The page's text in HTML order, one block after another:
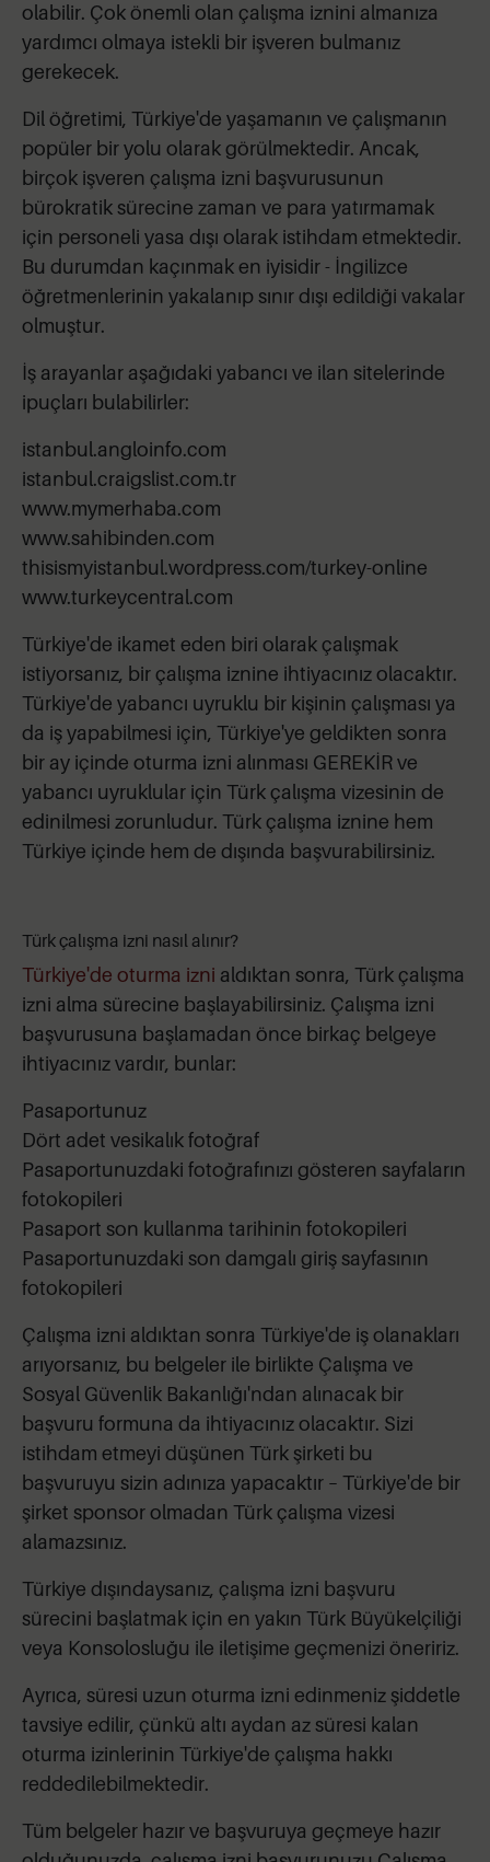
olabilir. Çok önemli olan çalışma iznini almanıza
yardımcı olmaya istekli bir işveren bulmanız
gerekecek.
Dil öğretimi, Türkiye'de yaşamanın ve çalışmanın
popüler bir yolu olarak görülmektedir. Ancak,
birçok işveren çalışma izni başvurusunun
bürokratik sürecine zaman ve para yatırmamak
için personeli yasa dışı olarak istihdam etmektedir.
Bu durumdan kaçınmak en iyisidir - İngilizce
öğretmenlerinin yakalanıp sınır dışı edildiği vakalar
olmuştur.
İş arayanlar aşağıdaki yabancı ve ilan sitelerinde
ipuçları bulabilirler:
istanbul.angloinfo.com
istanbul.craigslist.com.tr
www.mymerhaba.com
www.sahibinden.com
thisismyistanbul.wordpress.com/turkey-online
www.turkeycentral.com
Türkiye'de ikamet eden biri olarak çalışmak
istiyorsanız, bir çalışma iznine ihtiyacınız olacaktır.
Türkiye'de yabancı uyruklu bir kişinin çalışması ya
da iş yapabilmesi için, Türkiye'ye geldikten sonra
bir ay içinde oturma izni alınması GEREKİR ve
yabancı uyruklular için Türk çalışma vizesinin de
edinilmesi zorunludur. Türk çalışma iznine hem
Türkiye içinde hem de dışında başvurabilirsiniz.
Türk çalışma izni nasıl alınır?
Türkiye'de oturma izni aldıktan sonra, Türk çalışma
izni alma sürecine başlayabilirsiniz. Çalışma izni
başvurusuna başlamadan önce birkaç belgeye
ihtiyacınız vardır, bunlar:
Pasaportunuz
Dört adet vesikalık fotoğraf
Pasaportunuzdaki fotoğrafınızı gösteren sayfaların
fotokopileri
Pasaport son kullanma tarihinin fotokopileri
Pasaportunuzdaki son damgalı giriş sayfasının
fotokopileri
Çalışma izni aldıktan sonra Türkiye'de iş olanakları
arıyorsanız, bu belgeler ile birlikte Çalışma ve
Sosyal Güvenlik Bakanlığı'ndan alınacak bir
başvuru formuna da ihtiyacınız olacaktır. Sizi
istihdam etmeyi düşünen Türk şirketi bu
başvuruyu sizin adınıza yapacaktır – Türkiye'de bir
şirket sponsor olmadan Türk çalışma vizesi
alamazsınız.
Türkiye dışındaysanız, çalışma izni başvuru
sürecini başlatmak için en yakın Türk Büyükelçiliği
veya Konsolosluğu ile iletişime geçmenizi öneririz.
Ayrıca, süresi uzun oturma izni edinmeniz şiddetle
tavsiye edilir, çünkü altı aydan az süresi kalan
oturma izinlerinin Türkiye'de çalışma hakkı
reddedilebilmektedir.
Tüm belgeler hazır ve başvuruya geçmeye hazır